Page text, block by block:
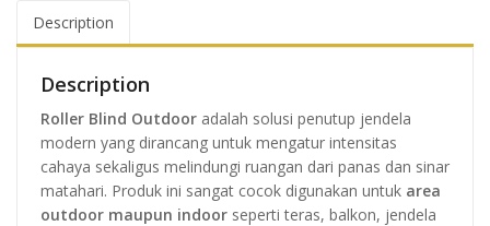
Description
Description
Roller Blind Outdoor adalah solusi penutup jendela
modern yang dirancang untuk mengatur intensitas
cahaya sekaligus melindungi ruangan dari panas dan sinar
matahari. Produk ini sangat cocok digunakan untuk area
outdoor maupun indoor seperti teras, balkon, jendela